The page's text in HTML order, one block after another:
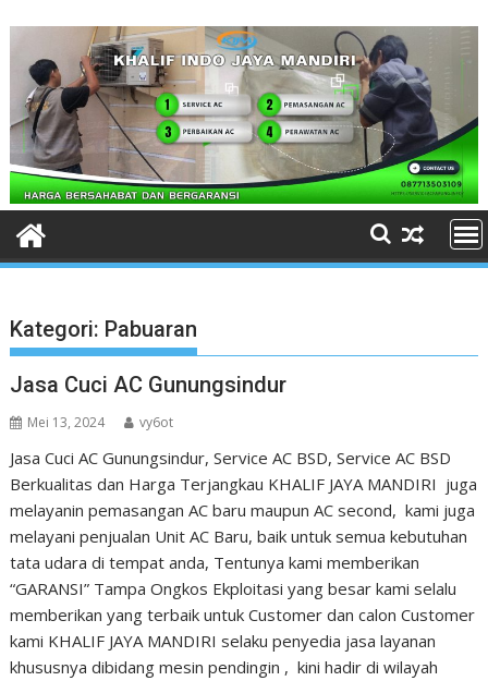
content
Kategori: Pabuaran
Jasa Cuci AC Gunungsindur
Mei 13, 2024 vy6ot
Jasa Cuci AC Gunungsindur, Service AC BSD, Service AC BSD
Berkualitas dan Harga Terjangkau KHALIF JAYA MANDIRI juga
melayanin pemasangan AC baru maupun AC second, kami juga
melayani penjualan Unit AC Baru, baik untuk semua kebutuhan
tata udara di tempat anda, Tentunya kami memberikan
“GARANSI” Tampa Ongkos Ekploitasi yang besar kami selalu
memberikan yang terbaik untuk Customer dan calon Customer
kami KHALIF JAYA MANDIRI selaku penyedia jasa layanan
khususnya dibidang mesin pendingin , kini hadir di wilayah